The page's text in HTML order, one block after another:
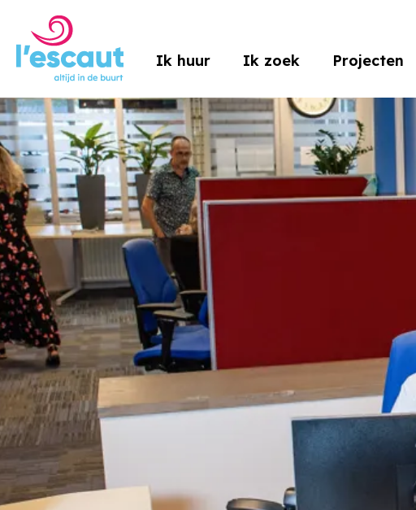
Naar hoofdinhoud
Naar hoofdnavigatiemenu
Naar zoeken
Naar de homepage
Ik huur Ik zoek Projecten